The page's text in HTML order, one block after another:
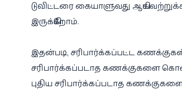
டுவிட்டரை கையாளுவது
இருக்கிறோம்.
இதன்படி, சரிபார்க்கப்பட்ட கணக்குகள்
சரிபார்க்கப்படாத கணக்குகளை
புதிய சரிபார்க்கப்படாத